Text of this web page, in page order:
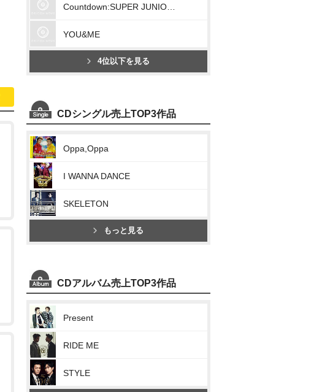
YOU&ME
4位以下を見る
CDシングル売上TOP3作品
Oppa,Oppa
I WANNA DANCE
SKELETON
もっと見る
CDアルバム売上TOP3作品
Present
RIDE ME
STYLE